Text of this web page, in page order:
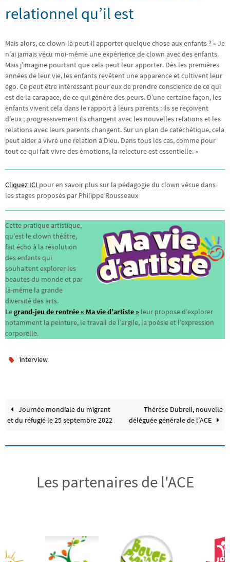
relationnel qu’il est
Mais alors, ce clown-là peut-il apporter quelque chose aux enfants ? « Je
n’ai jamais vécu moi-même une expérience de clown avec des enfants.
Mais j’imagine pourtant que cela peut leur apporter. Dès les premières
années de leur vie, les enfants revêtent une apparence et cultivent leur
égo. Ce peut être intéressant pour eux de prendre conscience de ce qui
est de la carapace, de ce qui génère des peurs. D’une certaine façon, les
enfants vivent cela dans le rapport à leurs parents : ils se reçoivent
d’eux ; progressivement ils changent avec les nouvelles relations et les
relations avec leurs parents changent. Sur un plan de catéchétique, cela
peut aider à vivre une relation à Dieu. Dans tous les cas, comme pour
tout ce qui fait vivre des émotions, la relecture est essentielle. »
Cliquez ICI pour en savoir plus sur la pédagogie du clown vécue dans
les stages proposés par Philippe Rousseaux
Cette pratique artistique,
qu’est le clown théâtre,
fait écho à la résolution
des enfants qui
souhaitent explorer les
beautés du monde et par
là-même la grande
diversité des arts.
Legrand-jeu de rentrée « Ma vie d’artiste » leur propose d’explorer
notamment la peinture, le travail de l’argile, la poésie et l’expression
corporelle.
interview.
Journée mondiale du migrant
et du réfugié le 25 septembre 2022
Thérèse Dubreil, nouvelle
déléguée générale de l’ACE
Les partenaires de l'ACE